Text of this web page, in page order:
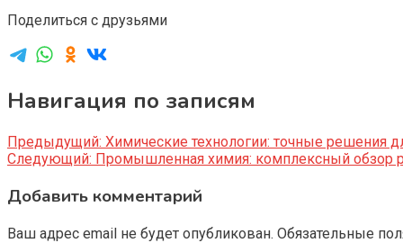
Поделиться с друзьями
Навигация по записям
Предыдущий: Химические технологии: точные решения
Следующий: Промышленная химия: комплексный обзор
Добавить комментарий
Ваш адрес email не будет опубликован. Обязательные